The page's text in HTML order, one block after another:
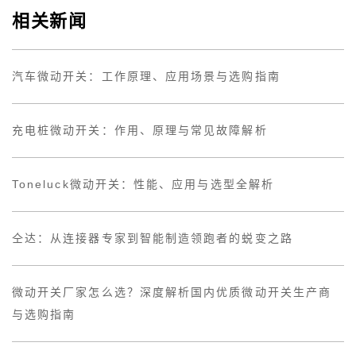
相关新闻
汽车微动开关：工作原理、应用场景与选购指南
充电桩微动开关：作用、原理与常见故障解析
Toneluck微动开关：性能、应用与选型全解析
仝达：从连接器专家到智能制造领跑者的蜕变之路
微动开关厂家怎么选？深度解析国内优质微动开关生产商
与选购指南